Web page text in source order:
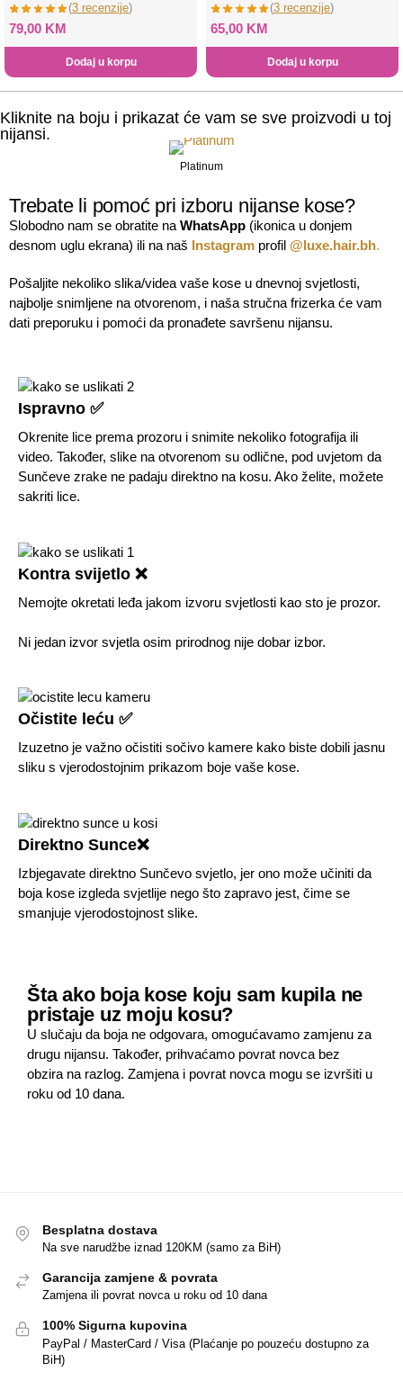
(3 recenzije)
79,00 KM
Dodaj u korpu
(3 recenzije)
65,00 KM
Dodaj u korpu
Kliknite na boju i prikazat će vam se sve proizvodi u toj
nijansi.
Platinum
Trebate li pomoć pri izboru nijanse kose?
Slobodno nam se obratite naWhatsApp (ikonica u donjem
desnom uglu ekrana) ili na naš Instagram profil @luxe.hair.bh.
Pošaljite nekoliko slika/videa vaše kose u dnevnoj svjetlosti,
najbolje snimljene na otvorenom, i naša stručna frizerka će vam
dati preporuku i pomoći da pronađete savršenu nijansu.
Ispravno ✅
Okrenite lice prema prozoru i snimite nekoliko fotografija ili
video. Također, slike na otvorenom su odlične, pod uvjetom da
Sunčeve zrake ne padaju direktno na kosu. Ako želite, možete
sakriti lice.
Kontra svijetlo ❌
Nemojte okretati leđa jakom izvoru svjetlosti kao sto je prozor.
Ni jedan izvor svjetla osim prirodnog nije dobar izbor.
Očistite leću ✅
Izuzetno je važno očistiti sočivo kamere kako biste dobili jasnu
sliku s vjerodostojnim prikazom boje vaše kose.
Direktno Sunce❌
Izbjegavate direktno Sunčevo svjetlo, jer ono može učiniti da
boja kose izgleda svjetlije nego što zapravo jest, čime se
smanjuje vjerodostojnost slike.
Šta ako boja kose koju sam kupila ne
pristaje uz moju kosu?
U slučaju da boja ne odgovara, omogućavamo zamjenu za
drugu nijansu. Također, prihvaćamo povrat novca bez
obzira na razlog. Zamjena i povrat novca mogu se izvršiti u
roku od 10 dana.
Besplatna dostava
Na sve narudžbe iznad 120KM (samo za BiH)
Garancija zamjene & povrata
Zamjena ili povrat novca u roku od 10 dana
100% Sigurna kupovina
PayPal / MasterCard / Visa (Plaćanje po pouzeću dostupno za
BiH)